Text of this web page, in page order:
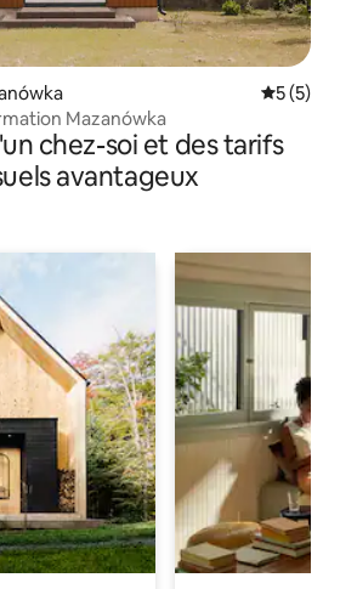
5 (5)
Mazanówka
chez-soi et des tarifs
avantageux